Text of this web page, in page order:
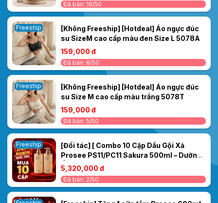
Đã bán: 16/50
Freeship
[Không Freeship] [Hotdeal] Áo ngực đúc
su SizeM cao cấp màu đen Size L 5078A
159,000 đ
Đã bán: 8/50
Freeship
[Không Freeship] [Hotdeal] Áo ngực đúc
su Size M cao cấp màu trắng 5078T
159,000 đ
Đã bán: 5/50
Freeship
[Đối tác] [ Combo 10 Cặp Dầu Gội Xả
Prosee PS11/PC11 Sakura 500ml – Dưỡng
Ẩm & Làm Mượt Tóc Tức Thì
5,320,000 đ
Đã bán: 2/50